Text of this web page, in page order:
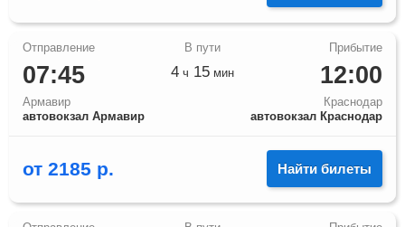
07:45
Армавир
автовокзал Армавир
12:00
Краснодар
автовокзал Краснодар
4 ч 15 мин
от 2185 р. Найти билеты